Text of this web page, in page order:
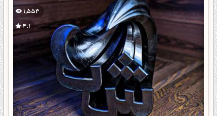
1,553
4.1